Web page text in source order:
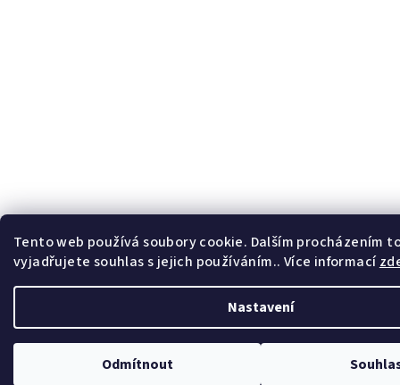
Tento web používá soubory cookie. Dalším procházením
vyjadřujete souhlas s jejich používáním.. Více informací
Nastavení
Odmítnout